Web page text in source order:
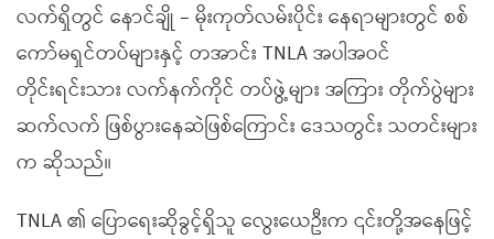
လက်ရှိတွင် နောင်ချို – မိုးကုတ်လမ်းပိုင်း နေရာများတွင် စစ်
ကော်မရှင်တပ်များနှင့် တအာင်း TNLA အပါအဝင်
တိုင်းရင်းသား လက်နက်ကိုင် တပ်ဖွဲ့များ အကြား တိုက်ပွဲများ
ဆက်လက် ဖြစ်ပွားနေဆဲဖြစ်ကြောင်း ဒေသတွင်း သတင်းများ
က ဆိုသည်။
TNLA ၏ ပြောရေးဆိုခွင့်ရှိသူ လွေးယေဦးက ၎င်းတို့အနေဖြင့်